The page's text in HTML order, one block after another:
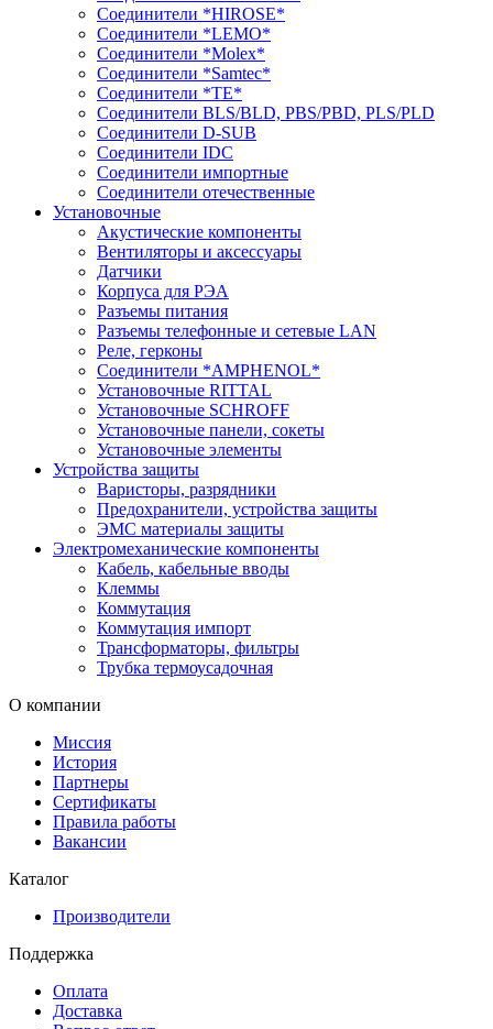
Соединители *HIROSE*
Соединители *LEMO*
Соединители *Molex*
Соединители *Samtec*
Соединители *TE*
Соединители BLS/BLD, PBS/PBD, PLS/PLD
Соединители D-SUB
Соединители IDC
Соединители импортные
Соединители отечественные
Установочные
Акустические компоненты
Вентиляторы и аксессуары
Датчики
Корпуса для РЭА
Разъемы питания
Разъемы телефонные и сетевые LAN
Реле, герконы
Соединители *AMPHENOL*
Установочные RITTAL
Установочные SCHROFF
Установочные панели, сокеты
Установочные элементы
Устройства защиты
Варисторы, разрядники
Предохранители, устройства защиты
ЭМС материалы защиты
Электромеханические компоненты
Кабель, кабельные вводы
Клеммы
Коммутация
Коммутация импорт
Трансформаторы, фильтры
Трубка термоусадочная
О компании
Миссия
История
Партнеры
Сертификаты
Правила работы
Вакансии
Каталог
Производители
Поддержка
Оплата
Доставка